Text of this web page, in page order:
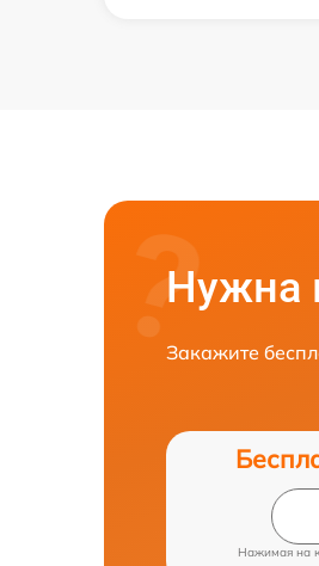
Нужна
Закажите
Нажимая на